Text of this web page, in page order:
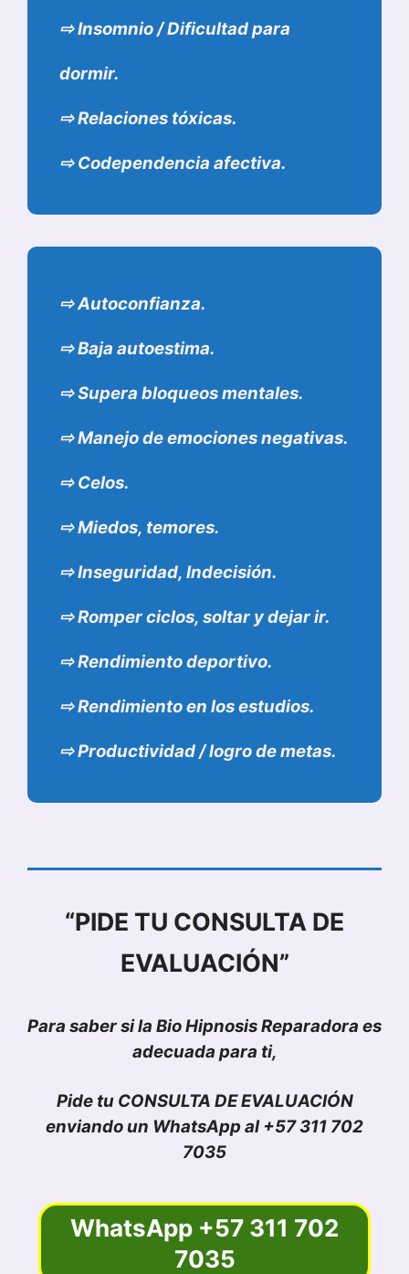
⇨Insomnio / Dificultad para
dormir.
⇨Relaciones tóxicas.
⇨Codependencia afectiva.
⇨Autoconfianza.
⇨Baja autoestima.
⇨Supera bloqueos mentales.
⇨Manejo de emociones negativas.
⇨Celos.
⇨Miedos, temores.
⇨Inseguridad, Indecisión.
⇨Romper ciclos, soltar y dejar ir.
⇨Rendimiento deportivo.
⇨Rendimiento en los estudios.
⇨Productividad / logro de metas.
“PIDE TU CONSULTA DE
EVALUACIÓN”
Para saber si la Bio Hipnosis Reparadora es
adecuada para ti,
Pide tu CONSULTA DE EVALUACIÓN
enviando un WhatsApp al +57 311 702
7035
WhatsApp +57 311 702
7035